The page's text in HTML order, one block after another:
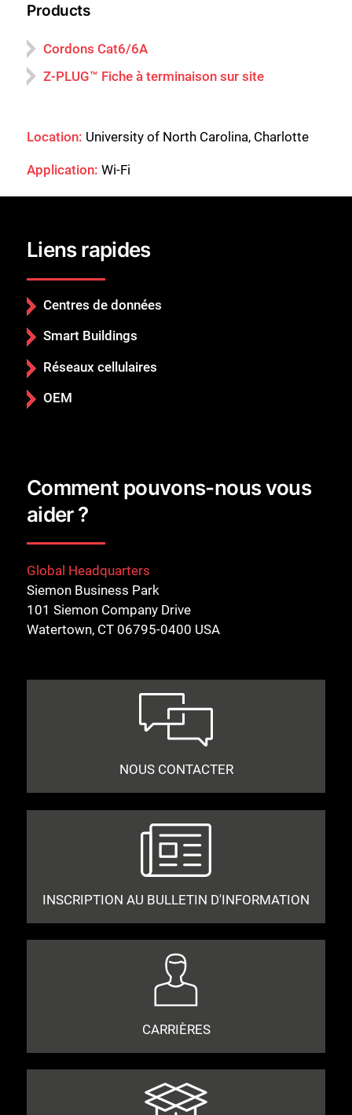
Products
Cordons Cat6/6A
Z-PLUG™ Fiche à terminaison sur site
Location: University of North Carolina, Charlotte
Application: Wi-Fi
Liens rapides
Centres de données
Smart Buildings
Réseaux cellulaires
OEM
Comment pouvons-nous vous
aider ?
Global Headquarters
Siemon Business Park
101 Siemon Company Drive
Watertown, CT 06795-0400 USA
NOUS CONTACTER
INSCRIPTION AU BULLETIN D'INFORMATION
CARRIÈRES